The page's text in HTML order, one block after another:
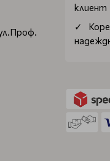
клиент